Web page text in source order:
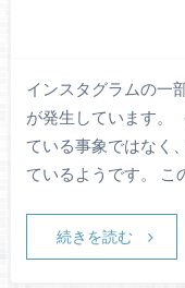
インスタグラムの一
が発生しています。
ている事象ではなく
ているようです。 こ
続きを読む